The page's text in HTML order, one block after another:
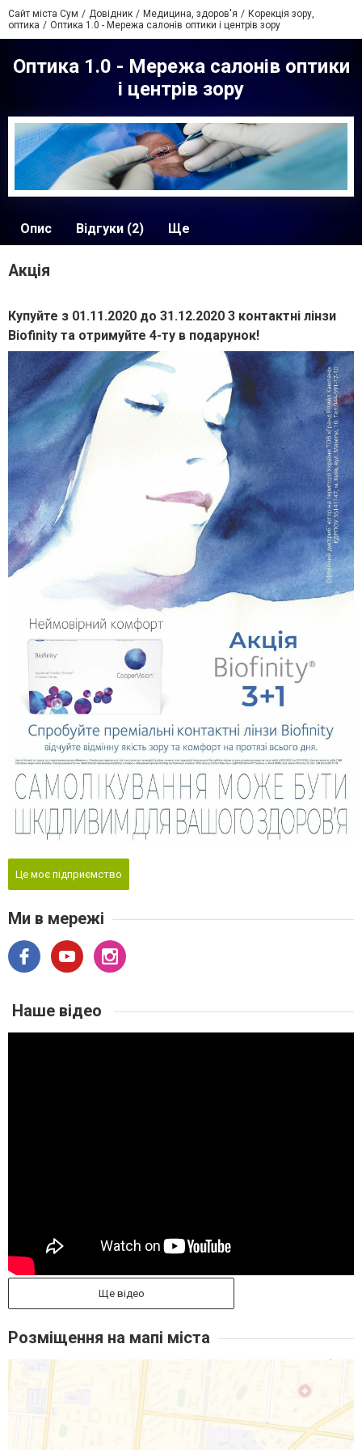
Сайт міста Сум Довідник Медицина, здоров'я
Корекція зору,
оптика
Оптика 1.0 - Мережа салонів оптики і центрів зору
Оптика 1.0 - Мережа салонів оптики
і центрів зору
Опис Відгуки (2) Ще
Акція
Купуйте з 01.11.2020 до 31.12.2020 3 контактні лінзи
Biofinity та отримуйте 4-ту в подарунок!
Це моє підприємство
Ми в мережі
Наше відео
Ще відео
Розміщення на мапі міста